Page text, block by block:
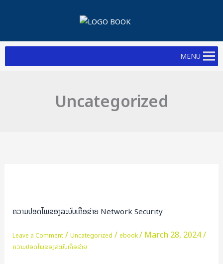
MENU
Uncategorized
ຄວາມປອດໄພຂອງລະບົບເຄືອຂ່າຍ Network Security
Leave a Comment / Uncategorized / ebook/March 28, 2024/
ຄວາມປອດໄພຂອງລະບົບເຄືອຂ່າຍ
ໄພ
ລະບົບ
ເຄືອ